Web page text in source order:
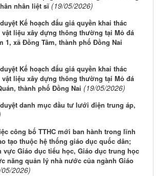
nhân liệt sĩ (19/05/2026)
Kế hoạch đấu giá quyền khai thác
vật liệu xây dựng thông thường tại Mỏ đá
1, xã Đồng Tâm, thành phố Đồng Nai
Kế hoạch đấu giá quyền khai thác
vật liệu xây dựng thông thường tại Mỏ đá
thành phố Đồng Nai (19/05/2026)
danh mục đầu tư lưới điện trung áp,
công bố TTHC mới ban hành trong lĩnh
tạo thuộc hệ thống giáo dục quốc dân;
vực Giáo dục tiểu học, Giáo dục trung học
năng quản lý nhà nước của ngành Giáo
2026)